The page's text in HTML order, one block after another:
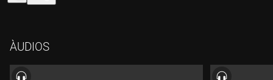
les portes del partit contra Bòsnia.
ÀUDIOS